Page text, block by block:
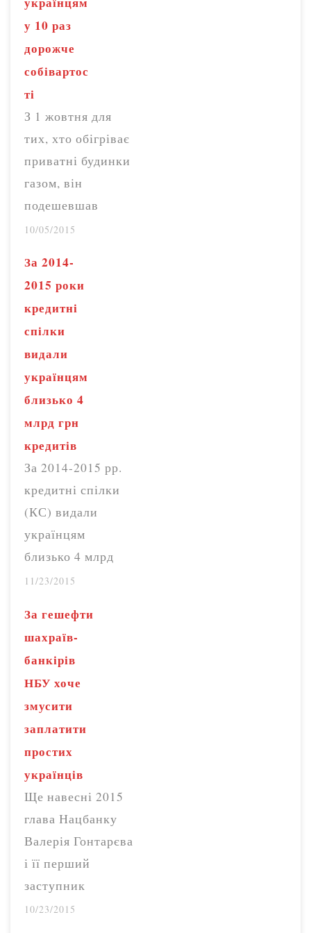
у 10 раз
дорожче
собівартос
ті
З 1 жовтня для
тих, хто обігріває
приватні будинки
газом, він
подешевшав
удвічі – з 7,2 до
споживанні до
200 кубів. Така
ціна
протримається до
кінця
опалювального
сезону, який, до
речі, влада
продовжила на
місяць,
встановивши його
з 1 жовтня по 1
травня, а не з…
10/05/2015
За 2014-
2015 роки
кредитні
спілки
видали
українцям
близько 4
млрд грн
кредитів
За 2014-2015 рр.
кредитні спілки
(КС) видали
українцям
близько 4 млрд
грн кредитів,
Вікторія
Волковська. «Це
мало у світових
масштабах, але
враховуючи, що
ніша КС – це
люди з достатком
нижче середнього,
в 3-4 тис. грн – це
дуже пристойна
сума», – зазначила
вона. Таким
чином, згідно з
офіційними…
11/23/2015
За гешефти
шахраїв-
банкірів
НБУ хоче
змусити
заплатити
простих
українців
Ще навесні 2015
глава Нацбанку
Валерія Гонтарєва
і її перший
заступник
Олександр
10/23/2015